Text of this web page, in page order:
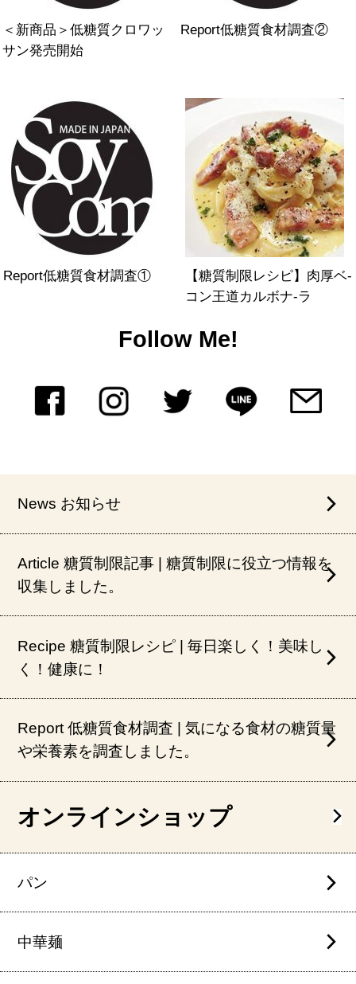
＜新商品＞低糖質クロワッ
サン発売開始
Report低糖質食材調査②
Report低糖質食材調査①
【糖質制限レシピ】肉厚ベ-
コン王道カルボナ-ラ
Follow Me!
News お知らせ
Article 糖質制限記事 | 糖質制限に役立つ情報を
収集しました。
Recipe 糖質制限レシピ | 毎日楽しく！美味し
く！健康に！
Report 低糖質食材調査 | 気になる食材の糖質量
や栄養素を調査しました。
オンラインショップ
パン
中華麺